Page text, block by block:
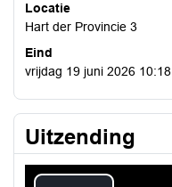
Locatie
Hart der Provincie 3
Eind
vrijdag 19 juni 2026 10:18
Uitzending